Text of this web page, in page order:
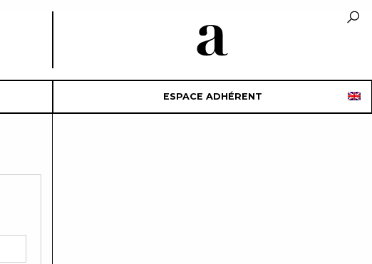
ESPACE ADHÉRENT